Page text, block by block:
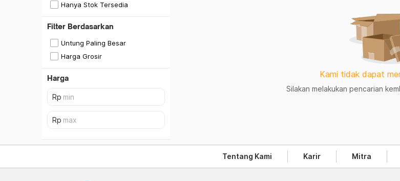
Hanya Stok Tersedia
Filter Berdasarkan
Untung Paling Besar
Harga Grosir
Harga Kami tidak dapat
Silakan melakukan pencarian
Tentang Kami Karir Mitra